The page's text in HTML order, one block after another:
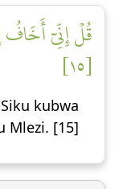
قُلۡ إِنِّيٓ
[١٥]
kubwa
Mlezi. [15]